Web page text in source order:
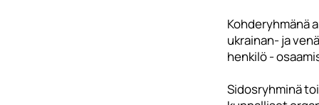
Kohderyhmänä
ukrainan- ja
henkilö -
Sidosryhminä